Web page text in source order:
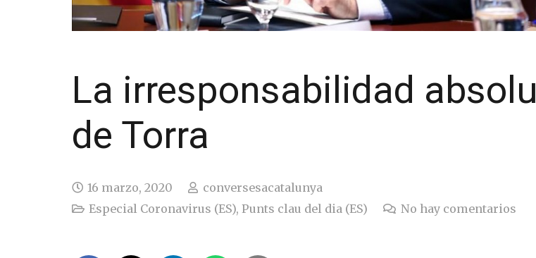
La irresponsabilidad
de Torra
16 marzo, 2020
conversesacatalunya
Especial Coronavirus (ES),Punts clau del dia (ES) No hay comentarios